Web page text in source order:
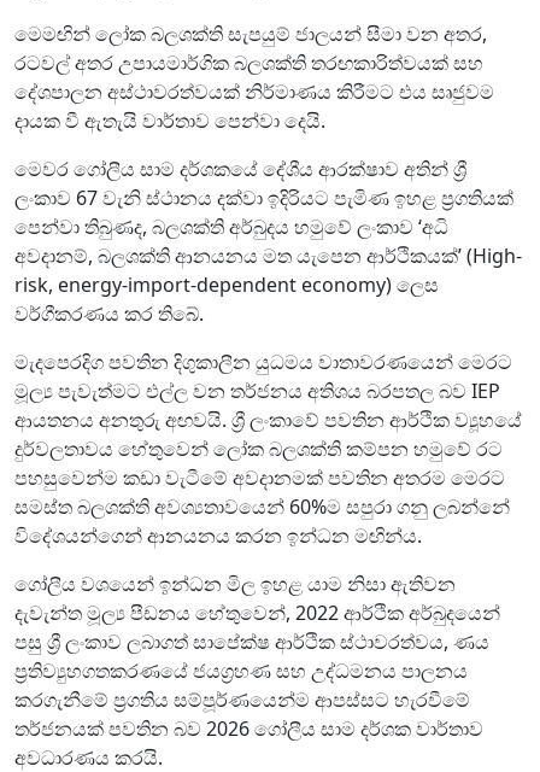
මෙමඟින් ලෝක බලශක්ති සැපයුම් ජාලයන් සීමා වන අතර,
රටවල් අතර උපායමාර්ගික බලශක්ති තරඟකාරිත්වයක් සහ
දේශපාලන අස්ථාවරත්වයක් නිර්මාණය කිරීමට එය සෘජුවම
දායක වී ඇතැයි වාර්තාව පෙන්වා දෙයි.
මෙවර ගෝලීය සාම දර්ශකයේ දේශීය ආරක්ෂාව අතින් ශ්‍රී
ලංකාව 67 වැනි ස්ථානය දක්වා ඉදිරියට පැමිණ ඉහළ ප්‍රගතියක්
පෙන්වා තිබුණද, බලශක්ති අර්බුදය හමුවේ ලංකාව ‘අධි
අවදානම්, බලශක්ති ආනයනය මත යැපෙන ආර්ථිකයක්’ (High-
risk, energy-import-dependent economy) ලෙස
වර්ගීකරණය කර තිබේ.
මැදපෙරදිග පවතින දිගුකාලීන යුධමය වාතාවරණයෙන් මෙරට
මූල්‍ය පැවැත්මට එල්ල වන තර්ජනය අතිශය බරපතල බව IEP
ආයතනය අනතුරු අඟවයි. ශ්‍රී ලංකාවේ පවතින ආර්ථික ව්‍යූහයේ
දුර්වලතාවය හේතුවෙන් ලෝක බලශක්ති කම්පන හමුවේ රට
පහසුවෙන්ම කඩා වැටීමේ අවදානමක් පවතින අතරම මෙරට
සමස්ත බලශක්ති අවශ්‍යතාවයෙන් 60%ම සපුරා ගනු ලබන්නේ
විදේශයන්ගෙන් ආනයනය කරන ඉන්ධන මඟින්ය.
ගෝලීය වශයෙන් ඉන්ධන මිල ඉහළ යාම නිසා ඇතිවන
දැවැන්ත මූල්‍ය පීඩනය හේතුවෙන්, 2022 ආර්ථික අර්බුදයෙන්
පසු ශ්‍රී ලංකාව ලබාගත් සාපේක්ෂ ආර්ථික ස්ථාවරත්වය, ණය
ප්‍රතිව්‍යුහගතකරණයේ ජයග්‍රහණ සහ උද්ධමනය පාලනය
කරගැනීමේ ප්‍රගතිය සම්පූර්ණයෙන්ම ආපස්සට හැරවීමේ
තර්ජනයක් පවතින බව 2026 ගෝලීය සාම දර්ශක වාර්තාව
අවධාරණය කරයි.